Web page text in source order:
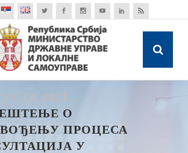
2021.
О
ПРОЦЕСА
У